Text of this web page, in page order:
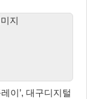
이’, 대구디지털